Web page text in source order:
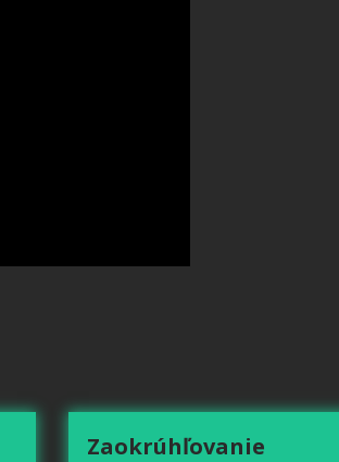
Zaokrúhľovanie